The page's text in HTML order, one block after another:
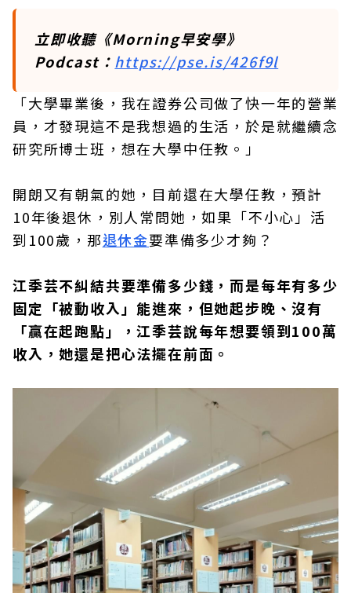
立即收聽《Morning早安學》
Podcast： https://pse.is/426f9l
「大學畢業後，我在證券公司做了快一年的營業
員，才發現這不是我想過的生活，於是就繼續念
研究所博士班，想在大學中任教。」
開朗又有朝氣的她，目前還在大學任教，預計
10年後退休，別人常問她，如果「不小心」活
到100歲，那退休金要準備多少才夠？
江季芸不糾結共要準備多少錢，而是每年有多少
固定「被動收入」能進來，但她起步晚、沒有
「贏在起跑點」，江季芸說每年想要領到100萬
收入，她還是把心法擺在前面。